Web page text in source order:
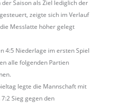
Saison als Ziel lediglich der
zeigte sich im Verlauf
Messlatte höher gelegt
4:5 Niederlage im ersten Spiel
alle folgenden Partien
legte die Mannschaft mit
Sieg gegen den